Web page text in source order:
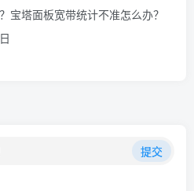
宝塔面板宽带统计不准怎么办？
提交